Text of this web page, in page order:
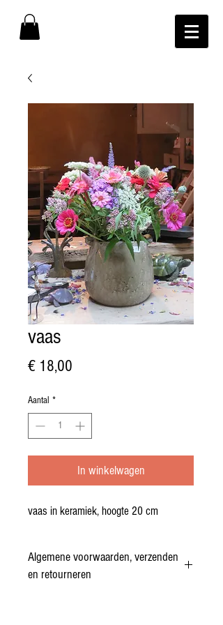
vaas
€ 18,00
Aantal *
In winkelwagen
vaas in keramiek, hoogte 20 cm
Algemene voorwaarden, verzenden
en retourneren